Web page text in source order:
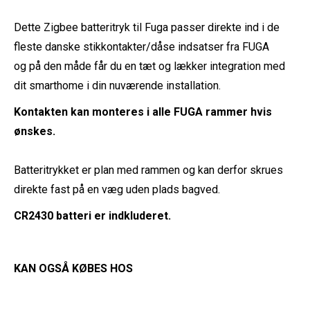
Dette Zigbee batteritryk til Fuga passer direkte ind i de
fleste danske stikkontakter/dåse indsatser fra FUGA
og på den måde får du en tæt og lækker integration med
dit smarthome i din nuværende installation.
Kontakten kan monteres i alle FUGA rammer hvis
ønskes.
Batteritrykket er plan med rammen og kan derfor skrues
direkte fast på en væg uden plads bagved.
CR2430 batteri er indkluderet.
KAN OGSÅ KØBES HOS